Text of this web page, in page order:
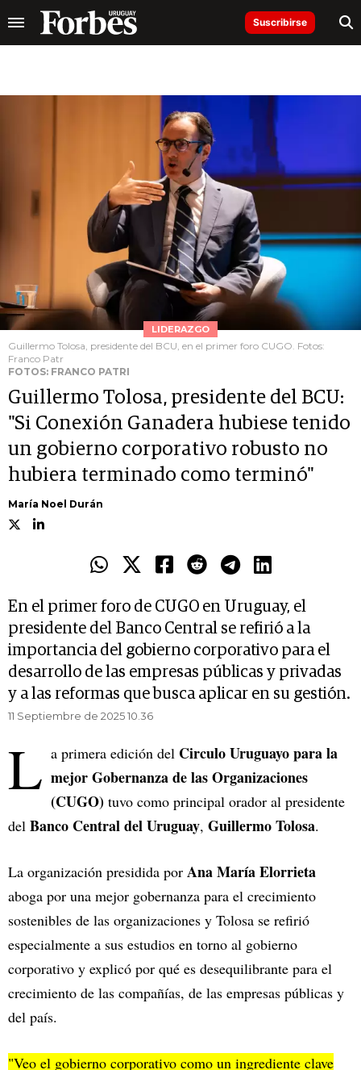
Suscribirse
LIDERAZGO
Guillermo Tolosa, presidente del BCU, en el primer foro CUGO. Fotos:
Franco Patr
FOTOS: FRANCO PATRI
Guillermo Tolosa, presidente del BCU:
"Si Conexión Ganadera hubiese tenido
un gobierno corporativo robusto no
hubiera terminado como terminó"
María Noel Durán
En el primer foro de CUGO en Uruguay, el
presidente del Banco Central se refirió a la
importancia del gobierno corporativo para el
desarrollo de las empresas públicas y privadas
y a las reformas que busca aplicar en su gestión.
11 Septiembre de 2025 10.36
L a primera edición del Circulo Uruguayo para la
mejor Gobernanza de las Organizaciones
(CUGO) tuvo como principal orador al presidente
del Banco Central del Uruguay, Guillermo Tolosa.
La organización presidida por Ana María Elorrieta
aboga por una mejor gobernanza para el crecimiento
sostenibles de las organizaciones y Tolosa se refirió
especialmente a sus estudios en torno al gobierno
corporativo y explicó por qué es desequilibrante para el
crecimiento de las compañías, de las empresas públicas y
del país.
"Veo el gobierno corporativo como un ingrediente clave